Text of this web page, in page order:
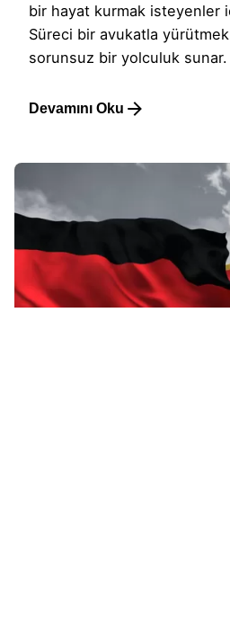
bir hayat kurmak isteyenler
Süreci bir avukatla
sorunsuz bir yolculuk sunar.
Devamını Oku